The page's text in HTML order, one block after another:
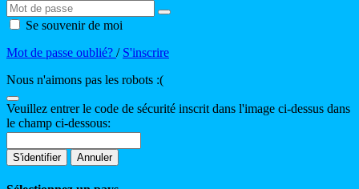
Se souvenir de moi
Mot de passe oublié? / S'inscrire
Nous n'aimons pas les robots :(
Veuillez entrer le code de sécurité inscrit dans l'image ci-dessus dans
le champ ci-dessous:
S'identifier Annuler